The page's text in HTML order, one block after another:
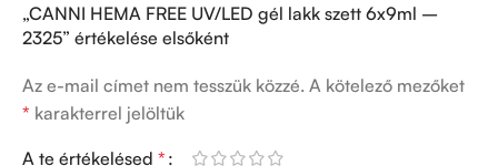
„CANNI HEMA FREE UV/LED gél lakk szett 6x9ml –
2325” értékelése elsőként
Az e-mail címet nem tesszük közzé. A kötelező mezőket
* karakterrel jelöltük
A te értékelésed *